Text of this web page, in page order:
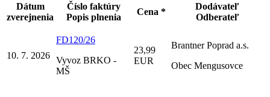
Dátum
zverejnenia
Číslo faktúry
Popis plnenia
Cena *
Dodávateľ
Odberateľ
10. 7. 2026
FD120/26
Vyvoz BRKO -
MŠ
23,99
EUR
Brantner Poprad a.s.
Obec Mengusovce